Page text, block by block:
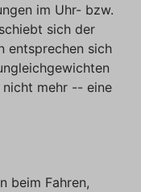
im Uhr- bzw.
sich der
entsprechen sich
nicht mehr -- eine
beim Fahren,